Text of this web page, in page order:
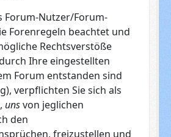
Forum-Nutzer/Forum-
Forenregeln beachtet und
Rechtsverstöße
Ihre eingestellten
Forum entstanden sind
verpflichten Sie sich als
unsvon jeglichen
den
freizustellen und